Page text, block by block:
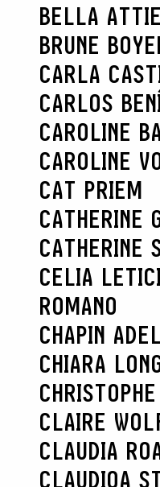
BELLA
BRUNE
CARLA
CARLOS
CAROLINE
CAROLINE
CAT PRIEM
CATHERINE
CATHERINE
CELIA
ROMANO
CHAPIN
CHIARA
CLAIRE
CLAUDIA
CLAUDIOA